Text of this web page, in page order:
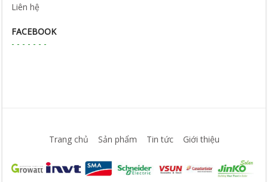
Liên hệ
FACEBOOK
Trang chủ Sản phẩm Tin tức Giới thiệu